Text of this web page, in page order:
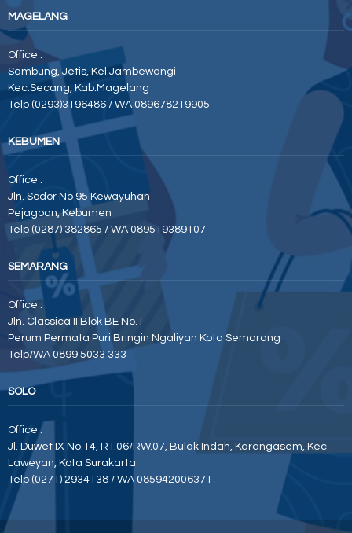
MAGELANG
Office :
Sambung, Jetis, Kel.Jambewangi
Kec.Secang, Kab.Magelang
Telp (0293)3196486 / WA 089678219905
KEBUMEN
Office :
Jln. Sodor No 95 Kewayuhan
Pejagoan, Kebumen
Telp (0287) 382865 / WA 089519389107
SEMARANG
Office :
Jln. Classica II Blok BE No.1
Perum Permata Puri Bringin Ngaliyan Kota Semarang
Telp/WA 0899 5033 333
SOLO
Office :
Jl. Duwet IX No.14, RT.06/RW.07, Bulak Indah, Karangasem, Kec.
Laweyan, Kota Surakarta
Telp (0271) 2934138 / WA 085942006371